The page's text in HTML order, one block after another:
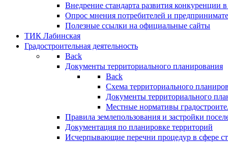
Внедрение стандарта развития конкуренции
Опрос мнения потребителей и
Полезные ссылки на официальные сайты
ТИК Лабинская
Градостроительная деятельность
Back
Документы территориального планирования
Back
Схема территориального
Документы территориального
Местные нормативы
Правила землепользования и застройки
Документация по планировке территорий
Исчерпывающие перечни процедур в сфере